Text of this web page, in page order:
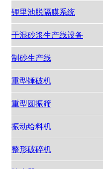
锂里池脱隔膜系统
干混砂浆生产线设备
制砂生产线
重型锤破机
重型圆振筛
振动给料机
整形破碎机